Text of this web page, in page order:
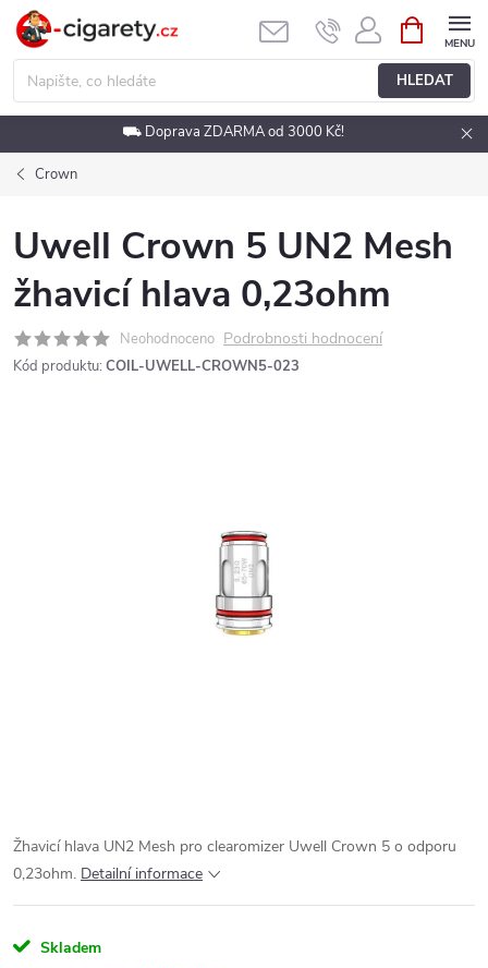
Přejít
obsah
HLEDAT
NÁKUPNÍ
KOŠÍK
⛟ Doprava ZDARMA od 3000 Kč!
Crown
Uwell Crown 5 UN2 Mesh
žhavicí hlava 0,23ohm
Neohodnoceno Podrobnosti hodnocení
Kód produktu: COIL-UWELL-CROWN5-023
Žhavicí hlava UN2 Mesh pro clearomizer Uwell Crown 5 o odporu
0,23ohm. Detailní informace
Skladem